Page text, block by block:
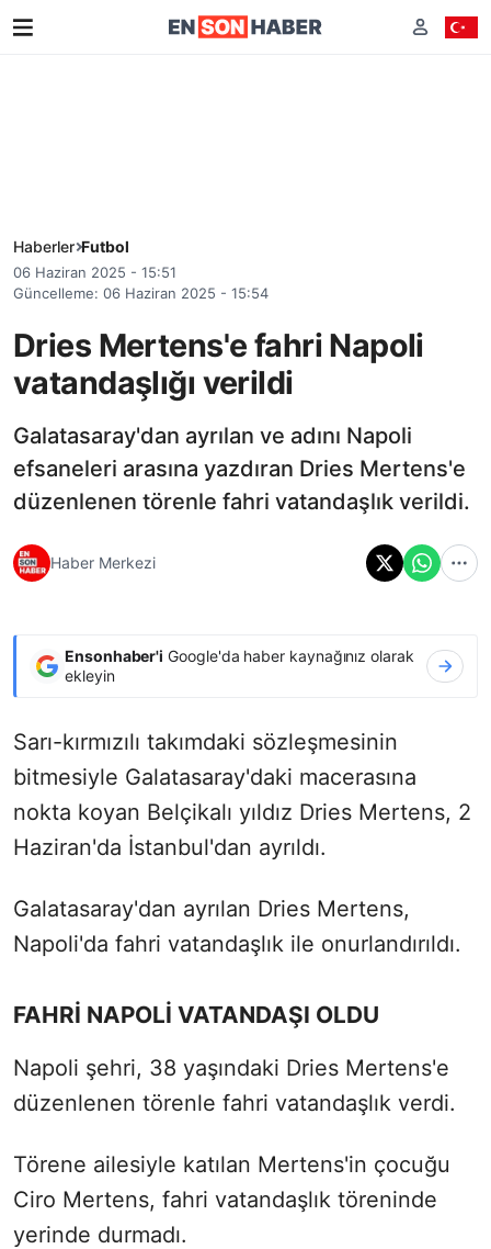
Haberler Futbol
06 Haziran 2025 - 15:51
Güncelleme: 06 Haziran 2025 - 15:54
Dries Mertens'e fahri Napoli
vatandaşlığı verildi
Galatasaray'dan ayrılan ve adını Napoli
efsaneleri arasına yazdıran Dries Mertens'e
düzenlenen törenle fahri vatandaşlık verildi.
Haber Merkezi
Ensonhaber'i Google'da haber kaynağınız olarak
ekleyin
Sarı-kırmızılı takımdaki sözleşmesinin
bitmesiyle Galatasaray'daki macerasına
nokta koyan Belçikalı yıldız Dries Mertens, 2
Haziran'da İstanbul'dan ayrıldı.
Galatasaray'dan ayrılan Dries Mertens,
Napoli'da fahri vatandaşlık ile onurlandırıldı.
FAHRİ NAPOLİ VATANDAŞI OLDU
Napoli şehri, 38 yaşındaki Dries Mertens'e
düzenlenen törenle fahri vatandaşlık verdi.
Törene ailesiyle katılan Mertens'in çocuğu
Ciro Mertens, fahri vatandaşlık töreninde
yerinde durmadı.